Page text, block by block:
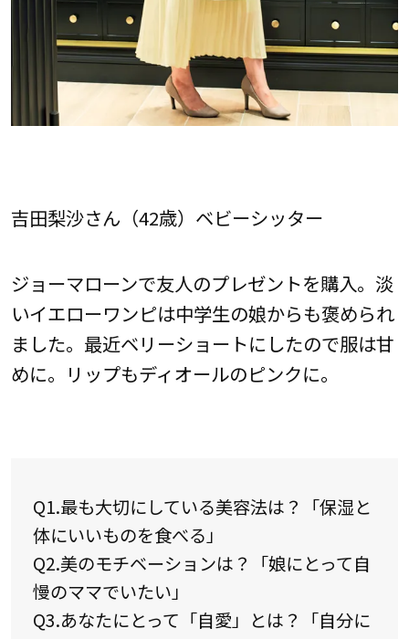
吉田梨沙さん（42歳）ベビーシッター
ジョーマローンで友人のプレゼントを購入。淡
いイエローワンピは中学生の娘からも褒められ
ました。最近ベリーショートにしたので服は甘
めに。リップもディオールのピンクに。
Q1.最も大切にしている美容法は？「保湿と
体にいいものを食べる」
Q2.美のモチベーションは？「娘にとって自
慢のママでいたい」
Q3.あなたにとって「自愛」とは？「自分に